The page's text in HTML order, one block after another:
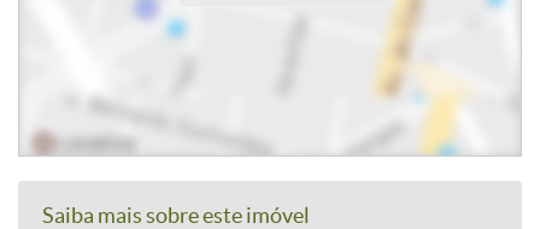
Saiba mais sobre este imóvel